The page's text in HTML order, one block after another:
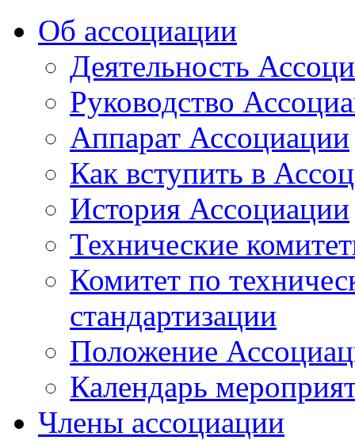
Об ассоциации
Деятельность
Руководство
Аппарат Ассоциации
Как вступить в
История Ассоциации
Технические
Комитет по
стандартизации
Положение
Календарь
Члены ассоциации